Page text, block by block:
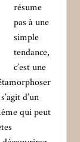
résume
pas à une
simple
tendance,
c’est une
d’un
qui peut